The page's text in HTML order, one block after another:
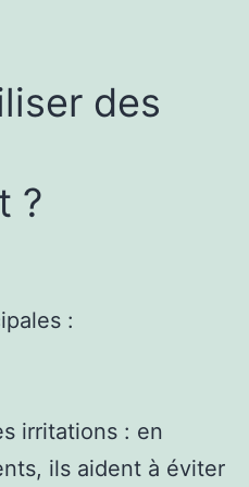
des
?
:
irritations : en
ils aident à éviter